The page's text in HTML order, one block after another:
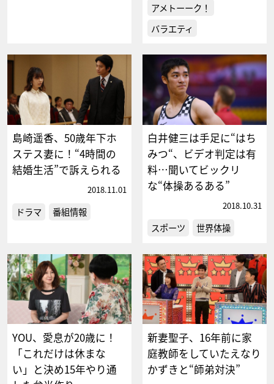
アメトーーク！
バラエティ
島崎遥香、50歳年下ホ
ステス妻に！“4時間の
結婚生活”で訴えられる
2018.11.01
ドラマ 番組情報
白井健三は手足に“はち
みつ“、ビデオ判定は有
料…聞いてビックリ
な“体操あるある”
2018.10.31
スポーツ 世界体操
YOU、愛息が20歳に！
「これだけは休まな
い」と決め15年やり通
新妻聖子、16年前に家
庭教師をしていたえなり
かずきと“師弟対決”